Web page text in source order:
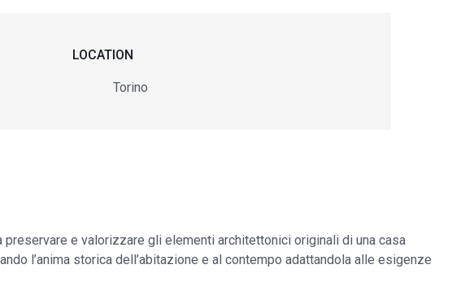
LOCATION
Torino
e valorizzare gli elementi architettonici originali di una casa
l’anima storica dell’abitazione e al contempo adattandola alle esigenze